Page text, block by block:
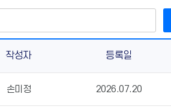
작성자 등록일
손미정 2026.07.20